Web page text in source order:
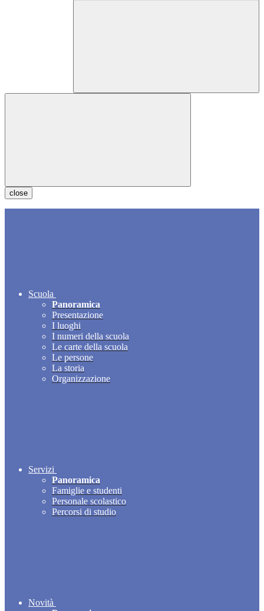
close
Scuola
Panoramica
Presentazione
I luoghi
I numeri della scuola
Le carte della scuola
Le persone
La storia
Organizzazione
Servizi
Panoramica
Famiglie e studenti
Personale scolastico
Percorsi di studio
Novità